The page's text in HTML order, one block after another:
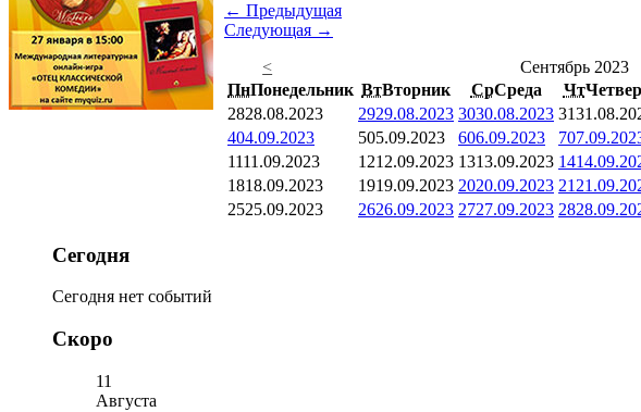
← Предыдущая
Следующая →
<
Сентябрь 2023
ПнПонедельник ВтВторник СрСреда Чт
2828.08.2023 2929.08.2023 3030.08.2023 31
404.09.2023 505.09.2023 606.09.2023 7
1111.09.2023 1212.09.2023 1313.09.2023 14
1818.09.2023 1919.09.2023 2020.09.2023 21
2525.09.2023 2626.09.2023 2727.09.2023 28
Сегодня
Сегодня нет событий
Скоро
11
Августа